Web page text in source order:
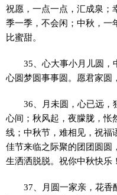
祝愿，一点一点，汇成泉；
季一季，不会闲；中秋，一
比蜜甜。
35、心大事小月儿圆，
心圆梦圆事事圆。愿君家圆
36、月未圆，心已远，
心间；秋风起，夜朦胧，怅
线；中秋节，难相见，祝福
佳节来临之际聚的团团圆圆
生洒洒脱脱。祝你中秋快乐！
37、月圆一家亲，花香